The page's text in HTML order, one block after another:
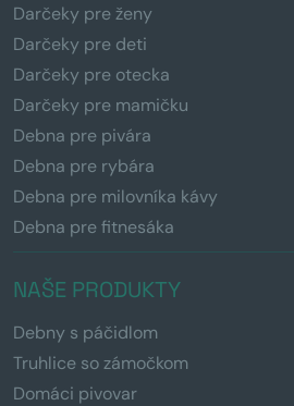
Darčeky pre ženy
Darčeky pre deti
Darčeky pre otecka
Darčeky pre mamičku
Debna pre pivára
Debna pre rybára
Debna pre milovníka kávy
Debna pre fitnesáka
NAŠE PRODUKTY
Debny s páčidlom
Truhlice so zámočkom
Domáci pivovar